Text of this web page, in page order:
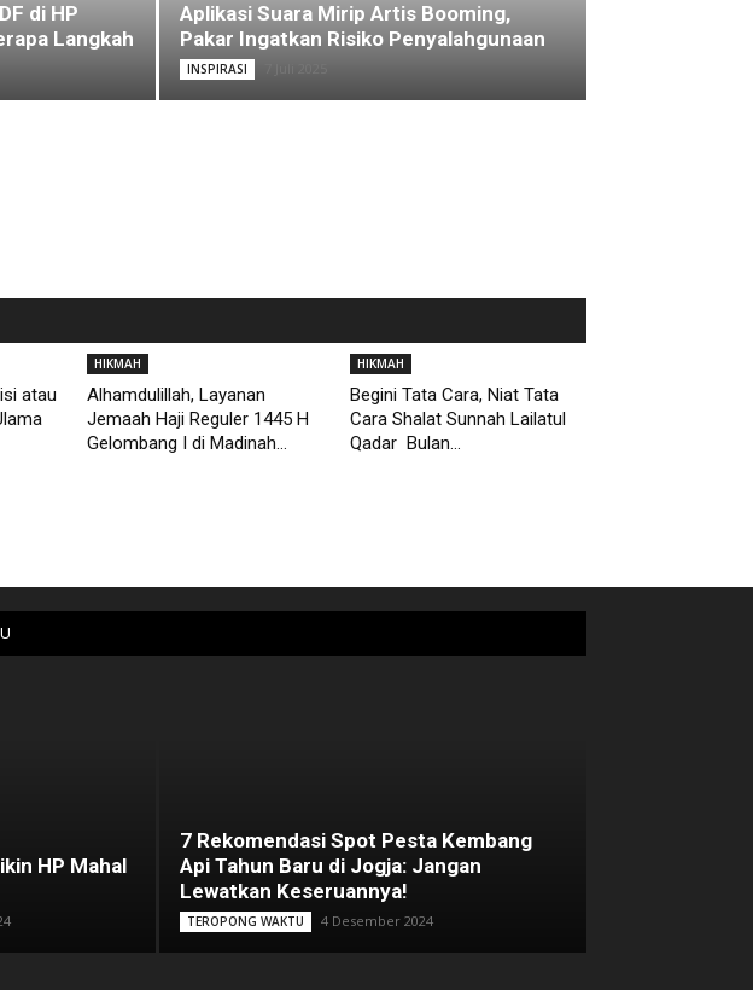
di HP
Langkah
Aplikasi Suara Mirip Artis Booming,
Pakar Ingatkan Risiko Penyalahgunaan
INSPIRASI
atau
HIKMAH
Alhamdulillah, Layanan
Jemaah Haji Reguler 1445 H
Gelombang I di Madinah...
HIKMAH
Begini Tata Cara, Niat Tata
Cara Shalat Sunnah Lailatul
Qadar Bulan...
HP Mahal
7 Rekomendasi Spot Pesta Kembang
Api Tahun Baru di Jogja: Jangan
Lewatkan Keseruannya!
TEROPONG WAKTU 4 Desember 2024